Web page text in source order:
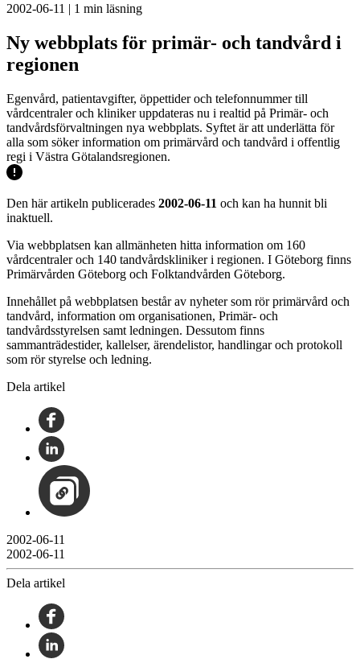
2002-06-11 | 1 min läsning
Ny webbplats för primär- och tandvård i
regionen
Egenvård, patientavgifter, öppettider och telefonnummer till
vårdcentraler och kliniker uppdateras nu i realtid på Primär- och
tandvårdsförvaltningen nya webbplats. Syftet är att underlätta för
alla som söker information om primärvård och tandvård i offentlig
regi i Västra Götalandsregionen.
Den här artikeln publicerades 2002-06-11 och kan ha hunnit bli
inaktuell.
Via webbplatsen kan allmänheten hitta information om 160
vårdcentraler och 140 tandvårdskliniker i regionen. I Göteborg finns
Primärvården Göteborg och Folktandvården Göteborg.
Innehållet på webbplatsen består av nyheter som rör primärvård och
tandvård, information om organisationen, Primär- och
tandvårdsstyrelsen samt ledningen. Dessutom finns
sammanträdestider, kallelser, ärendelistor, handlingar och protokoll
som rör styrelse och ledning.
Dela artikel
2002-06-11
2002-06-11
Dela artikel